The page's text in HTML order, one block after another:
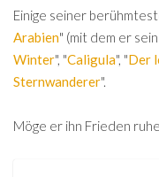
Einige seiner
Arabien" (mit dem er
Winter", "Caligula", "Der
Sternwanderer".
Möge er ihn Frieden